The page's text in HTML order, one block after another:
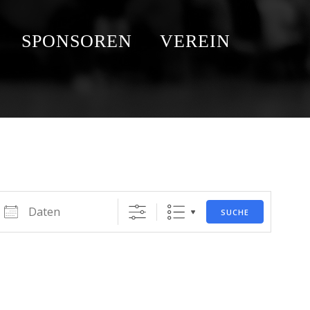
SPONSOREN VEREIN
SUCHE